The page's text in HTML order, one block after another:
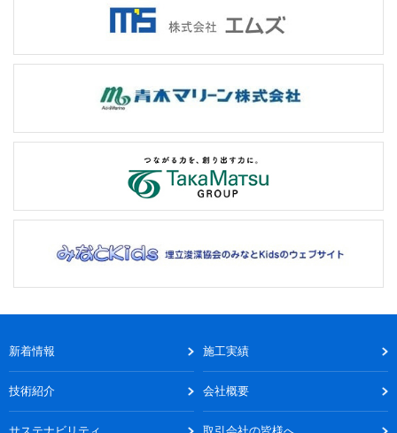
新着情報 施工実績
技術紹介 会社概要